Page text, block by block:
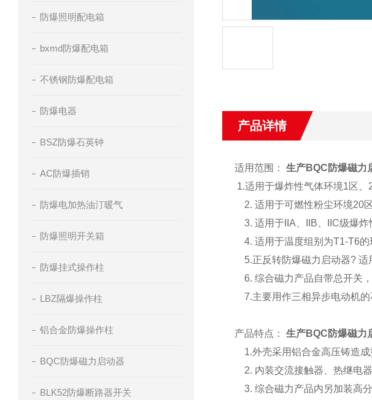
防爆照明配电箱
bxmd防爆配电箱
不锈钢防爆配电箱
防爆电器
BSZ防爆石英钟
AC防爆插销
防爆电加热油汀暖气
防爆照明开关箱
防爆挂式操作柱
LBZ隔爆操作柱
铝合金防爆操作柱
BQC防爆磁力启动器
BLK52防爆断路器开关
产品详情
适用范围： 生产BQC防爆磁力
1.适用于爆炸性气体环境1区、
2. 适用于可燃性粉尘环境20
3. 适用于IIA、IIB、IIC级爆炸
4. 适用于温度组别为T1-T6的
5.正反转防爆磁力启动器? 适
6. 综合磁力产品自带总开关
7.主要用作三相异步电动机的
产品特点： 生产BQC防爆磁力
1.外壳采用铝合金高压铸造成
2. 内装交流接触器、热继电
3. 综合磁力产品内另加装高